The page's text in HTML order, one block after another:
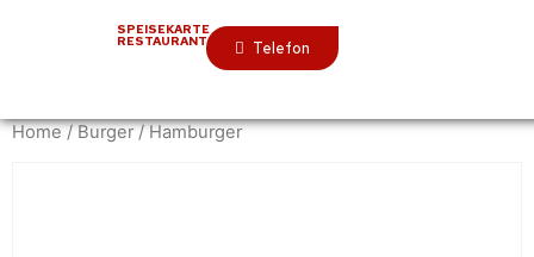
SPEISEKARTE
RESTAURANT Telefon
Home/Burger/ Hamburger